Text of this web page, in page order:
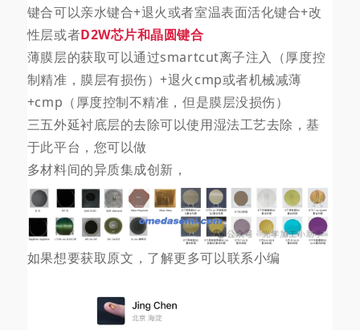
键合可以亲水键合+退火或者室温表面活化键合+改
性层或者D2W芯片和晶圆键合
薄膜层的获取可以通过smartcut离子注入（厚度控
制精准，膜层有损伤）+退火cmp或者机械减薄
+cmp（厚度控制不精准，但是膜层没损伤）
三五外延衬底层的去除可以使用湿法工艺去除，基
于此平台，您可以做
多材料间的异质集成创新，
如果想要获取原文，了解更多可以联系小编